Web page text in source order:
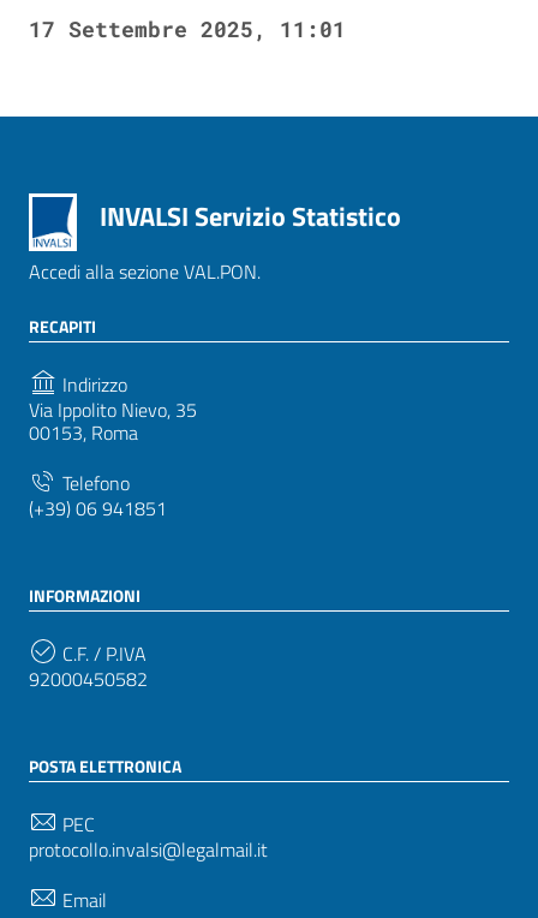
17 Settembre 2025, 11:01
INVALSI Servizio Statistico
Accedi alla sezione VAL.PON.
RECAPITI
Indirizzo
Via Ippolito Nievo, 35
00153, Roma
Telefono
(+39) 06 941851
INFORMAZIONI
C.F. / P.IVA
92000450582
POSTA ELETTRONICA
PEC
protocollo.invalsi@legalmail.it
Email